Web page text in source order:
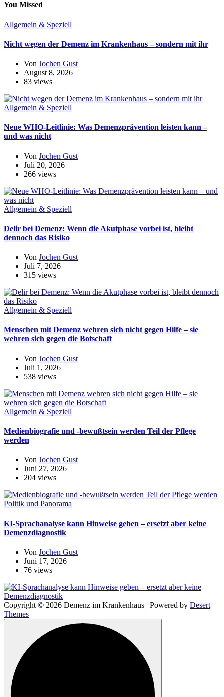
You Missed
Allgemein & Speziell
Nicht wegen der Demenz im Krankenhaus – sondern mit ihr
Von Jochen Gust
August 8, 2026
83 views
Allgemein & Speziell
Neue WHO-Leitlinie: Was Demenzprävention leisten kann –
und was nicht
Von Jochen Gust
Juli 20, 2026
266 views
Allgemein & Speziell
Delir bei Demenz: Wenn die Akutphase vorbei ist, bleibt
dennoch das Risiko
Von Jochen Gust
Juli 7, 2026
315 views
Allgemein & Speziell
Menschen mit Demenz wehren sich nicht gegen Hilfe – sie
wehren sich gegen die Botschaft
Von Jochen Gust
Juli 1, 2026
538 views
Allgemein & Speziell
Medienbiografie und -bewußtsein werden Teil der Pflege
werden
Von Jochen Gust
Juni 27, 2026
204 views
Politik und Panorama
KI-Sprachanalyse kann Hinweise geben – ersetzt aber keine
Demenzdiagnostik
Von Jochen Gust
Juni 17, 2026
76 views
Copyright © 2026 Demenz im Krankenhaus | Powered by Desert
Themes